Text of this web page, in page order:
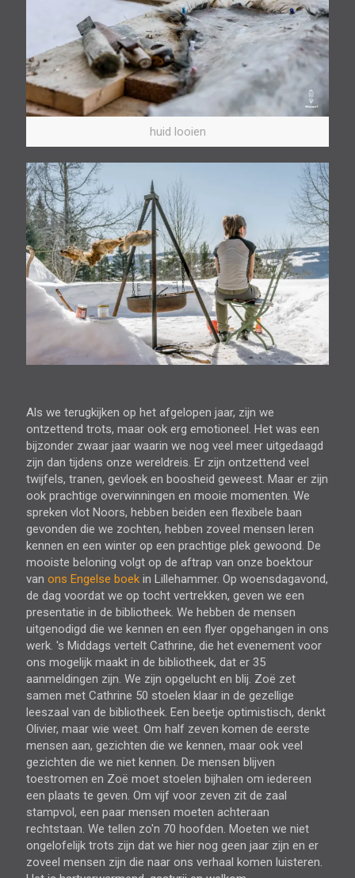
huid looien
Als we terugkijken op het afgelopen jaar, zijn we
ontzettend trots, maar ook erg emotioneel. Het was een
bijzonder zwaar jaar waarin we nog veel meer uitgedaagd
zijn dan tijdens onze wereldreis. Er zijn ontzettend veel
twijfels, tranen, gevloek en boosheid geweest. Maar er zijn
ook prachtige overwinningen en mooie momenten. We
spreken vlot Noors, hebben beiden een flexibele baan
gevonden die we zochten, hebben zoveel mensen leren
kennen en een winter op een prachtige plek gewoond. De
mooiste beloning volgt op de aftrap van onze boektour
van ons Engelse boek in Lillehammer. Op woensdagavond,
de dag voordat we op tocht vertrekken, geven we een
presentatie in de bibliotheek. We hebben de mensen
uitgenodigd die we kennen en een flyer opgehangen in ons
werk. 's Middags vertelt Cathrine, die het evenement voor
ons mogelijk maakt in de bibliotheek, dat er 35
aanmeldingen zijn. We zijn opgelucht en blij. Zoë zet
samen met Cathrine 50 stoelen klaar in de gezellige
leeszaal van de bibliotheek. Een beetje optimistisch, denkt
Olivier, maar wie weet. Om half zeven komen de eerste
mensen aan, gezichten die we kennen, maar ook veel
gezichten die we niet kennen. De mensen blijven
toestromen en Zoë moet stoelen bijhalen om iedereen
een plaats te geven. Om vijf voor zeven zit de zaal
stampvol, een paar mensen moeten achteraan
rechtstaan. We tellen zo'n 70 hoofden. Moeten we niet
ongelofelijk trots zijn dat we hier nog geen jaar zijn en er
zoveel mensen zijn die naar ons verhaal komen luisteren.